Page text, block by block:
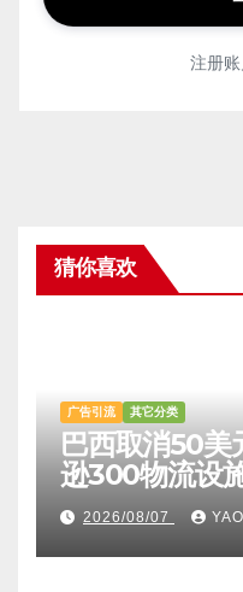
注册账
猜你喜欢
广告引流 其它分类
巴西取消50美
逊300物流设
2026/08/07